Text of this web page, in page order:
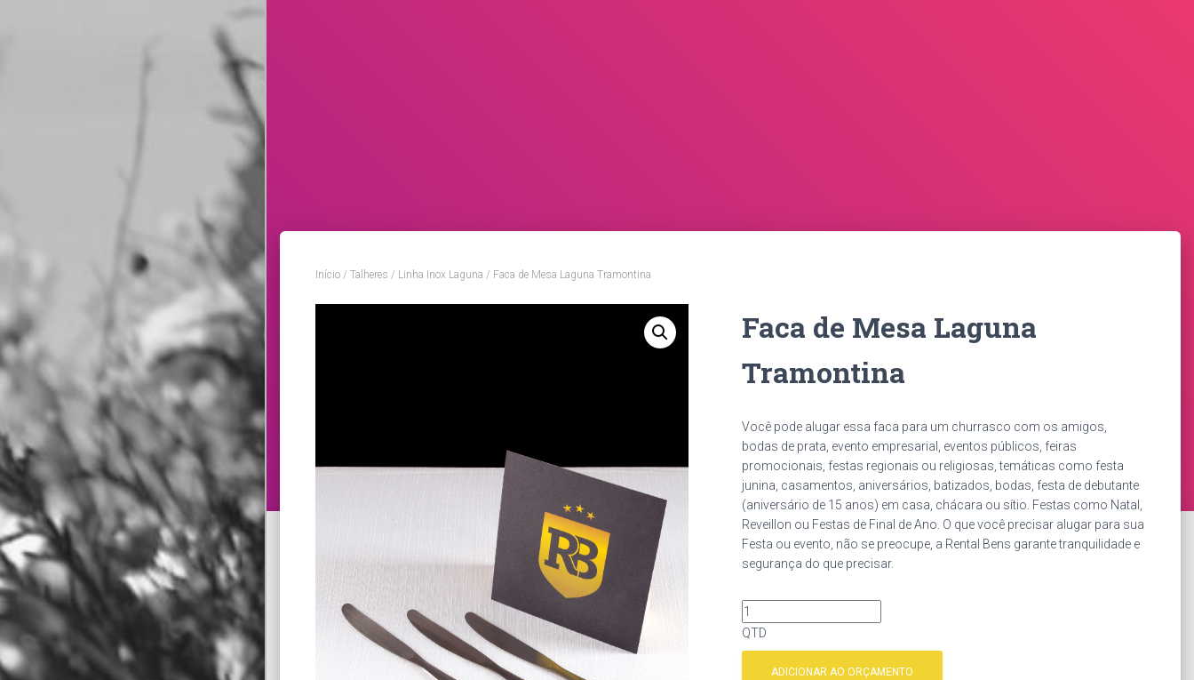
Início / Talheres / Linha Inox Laguna / Faca de Mesa Laguna Tramontina
Faca de Mesa Laguna
Tramontina
Você pode alugar essa faca para um churrasco com os amigos,
bodas de prata, evento empresarial, eventos públicos, feiras
promocionais, festas regionais ou religiosas, temáticas como festa
junina, casamentos, aniversários, batizados, bodas, festa de debutante
(aniversário de 15 anos) em casa, chácara ou sítio. Festas como Natal,
Reveillon ou Festas de Final de Ano. O que você precisar alugar para sua
Festa ou evento, não se preocupe, a Rental Bens garante tranquilidade e
segurança do que precisar.
QTD
ADICIONAR AO ORÇAMENTO